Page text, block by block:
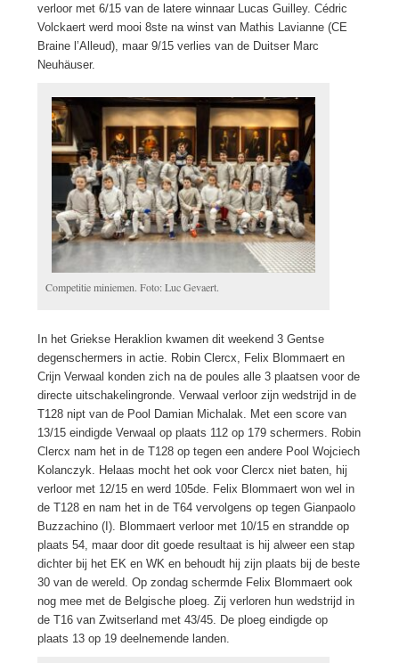
verloor met 6/15 van de latere winnaar Lucas Guilley. Cédric
Volckaert werd mooi 8ste na winst van Mathis Lavianne (CE
Braine l’Alleud), maar 9/15 verlies van de Duitser Marc
Neuhäuser.
Competitie miniemen. Foto: Luc Gevaert.
In het Griekse Heraklion kwamen dit weekend 3 Gentse
degenschermers in actie. Robin Clercx, Felix Blommaert en
Crijn Verwaal konden zich na de poules alle 3 plaatsen voor de
directe uitschakelingronde. Verwaal verloor zijn wedstrijd in de
T128 nipt van de Pool Damian Michalak. Met een score van
13/15 eindigde Verwaal op plaats 112 op 179 schermers. Robin
Clercx nam het in de T128 op tegen een andere Pool Wojciech
Kolanczyk. Helaas mocht het ook voor Clercx niet baten, hij
verloor met 12/15 en werd 105de. Felix Blommaert won wel in
de T128 en nam het in de T64 vervolgens op tegen Gianpaolo
Buzzachino (I). Blommaert verloor met 10/15 en strandde op
plaats 54, maar door dit goede resultaat is hij alweer een stap
dichter bij het EK en WK en behoudt hij zijn plaats bij de beste
30 van de wereld. Op zondag schermde Felix Blommaert ook
nog mee met de Belgische ploeg. Zij verloren hun wedstrijd in
de T16 van Zwitserland met 43/45. De ploeg eindigde op
plaats 13 op 19 deelnemende landen.